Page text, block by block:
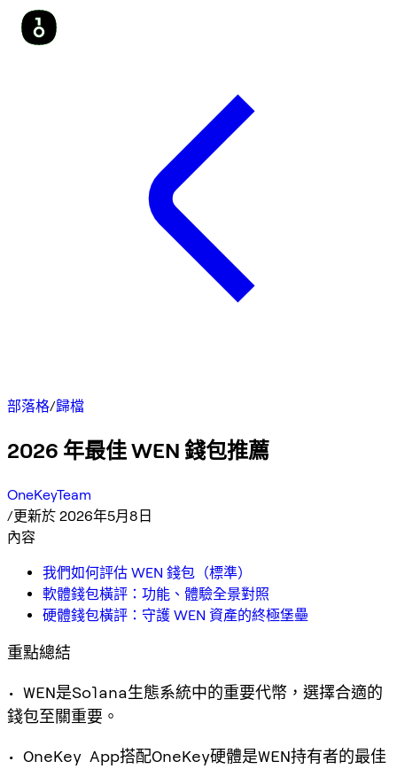
部落格/歸檔
2026 年最佳 WEN 錢包推薦
OneKeyTeam
/更新於 2026年5月8日
內容
我們如何評估 WEN 錢包（標準）
軟體錢包橫評：功能、體驗全景對照
硬體錢包橫評：守護 WEN 資產的終極堡壘
重點總結
• WEN是Solana生態系統中的重要代幣，選擇合適的
錢包至關重要。
• OneKey App搭配OneKey硬體是WEN持有者的最佳